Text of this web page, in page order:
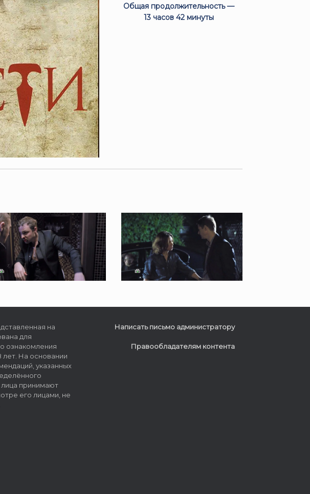
Общая продолжительность —
13 часов 42 минуты
на
для
ознакомления
лет. На основании
указанных
принимают
его лицами, не
Написать письмо администратору
Правообладателям контента